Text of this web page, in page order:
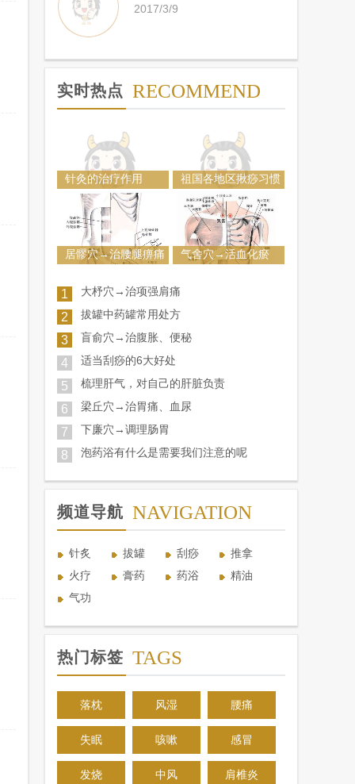
2017/3/9
实时热点 RECOMMEND
针灸的治疗作用
祖国各地区揪痧习惯
...
居髎穴→治腰腿痹痛 气舍穴→活血化瘀
1 大杼穴→治项强肩痛
2 拔罐中药罐常用处方
3 盲俞穴→治腹胀、便秘
4 适当刮痧的6大好处
5 梳理肝气，对自己的肝脏负责
6 梁丘穴→治胃痛、血尿
7 下廉穴→调理肠胃
8 泡药浴有什么是需要我们注意的呢
频道导航 NAVIGATION
针炙 拔罐 刮痧
推拿
火疗
膏药 药浴
精油
气功
热门标签 TAGS
落枕 风湿 腰痛
失眠 咳嗽 感冒
发烧 中风 肩椎炎